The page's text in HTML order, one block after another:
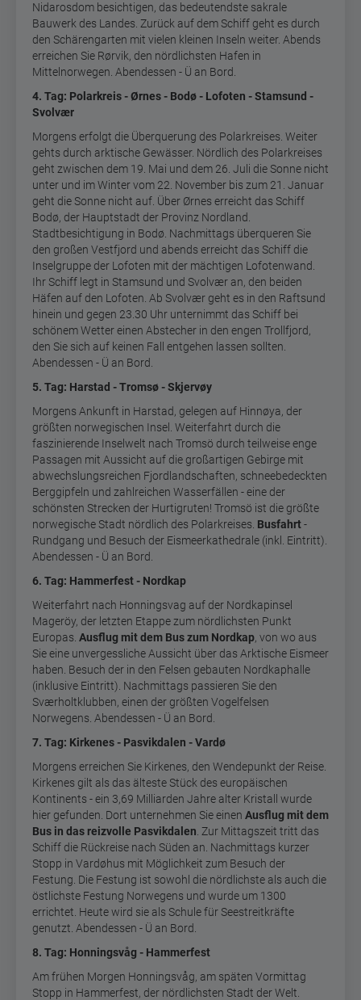
Nidarosdom besichtigen, das bedeutendste sakrale
Bauwerk des Landes. Zurück auf dem Schiff geht es durch
den Schärengarten mit vielen kleinen Inseln weiter. Abends
erreichen Sie Rørvik, den nördlichsten Hafen in
Mittelnorwegen. Abendessen - Ü an Bord.
4. Tag: Polarkreis - Ørnes - Bodø - Lofoten -Stamsund -
Svolvær
Morgens erfolgt die Überquerung des Polarkreises. Weiter
gehts durch arktische Gewässer. Nördlich des Polarkreises
geht zwischen dem 19. Mai und dem 26. Juli die Sonne nicht
unter und im Winter vom 22. November bis zum 21. Januar
geht die Sonne nicht auf. Über Ørnes erreicht das Schiff
Bodø, der Hauptstadt der Provinz Nordland.
Stadtbesichtigung in Bodø. Nachmittags überqueren Sie
den großen Vestfjord und abends erreicht das Schiff die
Inselgruppe der Lofoten mit der mächtigen Lofotenwand.
Ihr Schiff legt in Stamsund und Svolvær an, den beiden
Häfen auf den Lofoten. Ab Svolvær geht es in den Raftsund
hinein und gegen 23.30 Uhr unternimmt das Schiff bei
schönem Wetter einen Abstecher in den engen Trollfjord,
den Sie sich auf keinen Fall entgehen lassen sollten.
Abendessen - Ü an Bord.
5. Tag: Harstad - Tromsø - Skjervøy
Morgens Ankunft in Harstad, gelegen auf Hinnøya, der
größten norwegischen Insel. Weiterfahrt durch die
faszinierende Inselwelt nach Tromsö durch teilweise enge
Passagen mit Aussicht auf die großartigen Gebirge mit
abwechslungsreichen Fjordlandschaften, schneebedeckten
Berggipfeln und zahlreichen Wasserfällen - eine der
schönsten Strecken der Hurtigruten! Tromsö ist die größte
norwegische Stadt nördlich des Polarkreises. Busfahrt-
Rundgang und Besuch der Eismeerkathedrale (inkl. Eintritt).
Abendessen - Ü an Bord.
6. Tag: Hammerfest - Nordkap
Weiterfahrt nach Honningsvag auf der Nordkapinsel
Mageröy, der letzten Etappe zum nördlichsten Punkt
Europas. Ausflug mit dem Bus zum Nordkap , von wo aus
Sie eine unvergessliche Aussicht über das Arktische Eismeer
haben. Besuch der in den Felsen gebauten Nordkaphalle
(inklusive Eintritt). Nachmittags passieren Sie den
Sværholtklubben, einen der größten Vogelfelsen
Norwegens. Abendessen - Ü an Bord.
7. Tag: Kirkenes - Pasvikdalen - Vardø
Morgens erreichen Sie Kirkenes, den Wendepunkt der Reise.
Kirkenes gilt als das älteste Stück des europäischen
Kontinents - ein 3,69 Milliarden Jahre alter Kristall wurde
hier gefunden. Dort unternehmen Sie einen Ausflug mit dem
Bus in das reizvolle Pasvikdalen . Zur Mittagszeit tritt das
Schiff die Rückreise nach Süden an. Nachmittags kurzer
Stopp in Vardøhus mit Möglichkeit zum Besuch der
Festung. Die Festung ist sowohl die nördlichste als auch die
östlichste Festung Norwegens und wurde um 1300
errichtet. Heute wird sie als Schule für Seestreitkräfte
genutzt. Abendessen - Ü an Bord.
8. Tag: Honningsvåg - Hammerfest
Am frühen Morgen Honningsvåg, am späten Vormittag
Stopp in Hammerfest, der nördlichsten Stadt der Welt.